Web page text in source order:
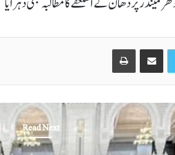
Twitter
Share via Email
Print
Read Next